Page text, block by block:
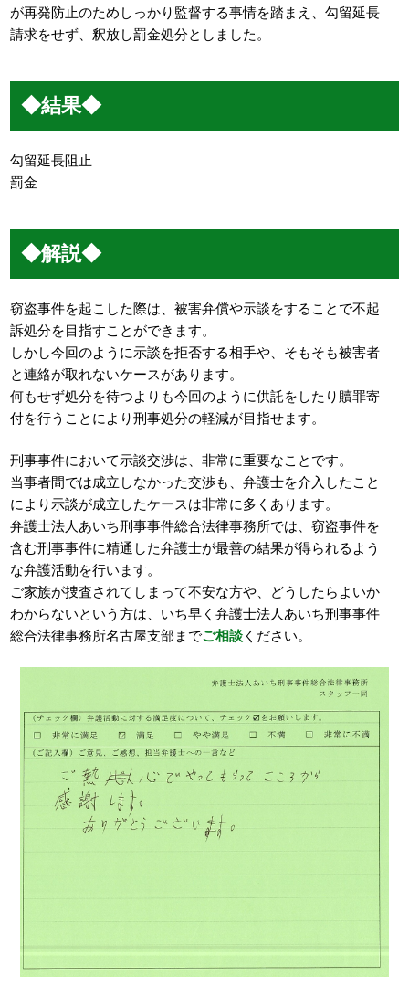
が再発防止のためしっかり監督する事情を踏まえ、勾留延長
請求をせず、釈放し罰金処分としました。
◆結果◆
勾留延長阻止
罰金
◆解説◆
窃盗事件を起こした際は、被害弁償や示談をすることで不起
訴処分を目指すことができます。
しかし今回のように示談を拒否する相手や、そもそも被害者
と連絡が取れないケースがあります。
何もせず処分を待つよりも今回のように供託をしたり贖罪寄
付を行うことにより刑事処分の軽減が目指せます。
刑事事件において示談交渉は、非常に重要なことです。
当事者間では成立しなかった交渉も、弁護士を介入したこと
により示談が成立したケースは非常に多くあります。
弁護士法人あいち刑事事件総合法律事務所では、窃盗事件を
含む刑事事件に精通した弁護士が最善の結果が得られるよう
な弁護活動を行います。
ご家族が捜査されてしまって不安な方や、どうしたらよいか
わからないという方は、いち早く弁護士法人あいち刑事事件
総合法律事務所名古屋支部までご相談ください。